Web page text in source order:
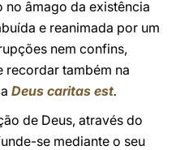
âmago da existência
e reanimada por um
nem confins,
recordar também na
Deus caritas est.
de Deus, através do
se mediante o seu